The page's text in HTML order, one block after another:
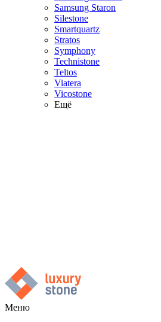
Samsung Staron
Silestone
Smartquartz
Stratos
Symphony
Technistone
Teltos
Viatera
Vicostone
Ещё
Меню